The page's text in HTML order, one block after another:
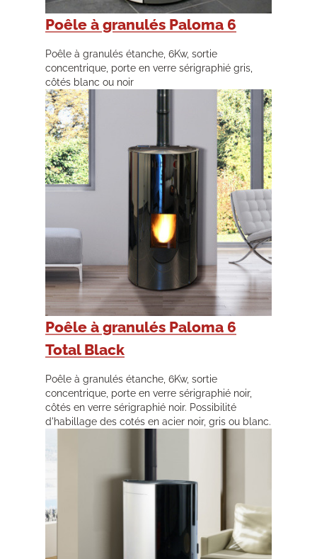
Poêle à granulés Paloma 6
Poêle à granulés étanche, 6Kw, sortie
concentrique, porte en verre sérigraphié gris,
côtés blanc ou noir
Poêle à granulés Paloma 6
Total Black
Poêle à granulés étanche, 6Kw, sortie
concentrique, porte en verre sérigraphié noir,
côtés en verre sérigraphié noir. Possibilité
d'habillage des cotés en acier noir, gris ou blanc.